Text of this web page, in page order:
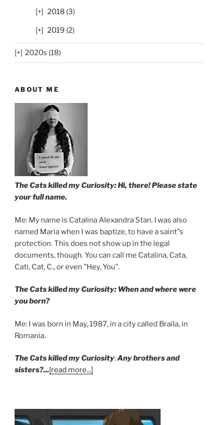
2018 (3)
2019 (2)
2020s (18)
ABOUT ME
The Cats killed my Curiosity: Hi, there! Please state
your full name.
Me: My name is Catalina Alexandra Stan. I was also
named Maria when I was baptize, to have a saint"s
protection. This does not show up in the legal
documents, though. You can call me Catalina, Cata,
Cati, Cat, C., or even "Hey, You".
The Cats killed my Curiosity: When and where were
you born?
Me: I was born in May, 1987, in a city called Braila, in
Romania.
The Cats killed my Curiosity:Any brothers and
sisters?...[read more...]